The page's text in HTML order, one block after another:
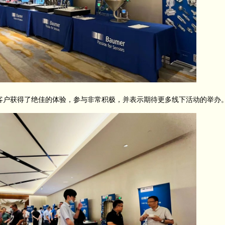
得了绝佳的体验，参与非常积极，并表示期待更多线下活动的举办